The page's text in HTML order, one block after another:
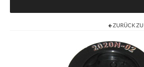
ZURÜCK ZU